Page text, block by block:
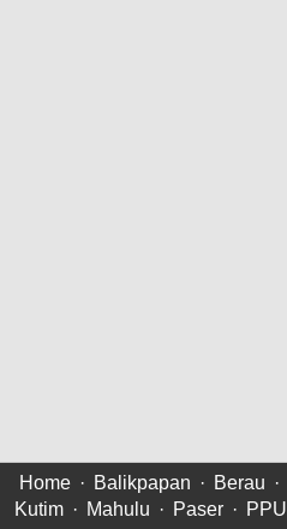
Home · Balikpapan · Berau ·
Kutim · Mahulu · Paser · PPU